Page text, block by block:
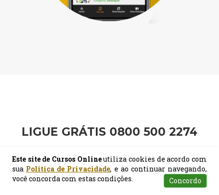
LIGUE GRÁTIS 0800 500 2274
Tem alguma dúvida? Entre em
contato conosco!
Este site de Cursos Onlineutiliza cookies de acordo com
sua Política de Privacidade, e ao continuar navegando,
você concorda com estas condições.
Concordo
Matrículas